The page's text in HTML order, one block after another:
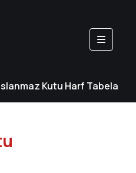
Kutu Harf Tabela